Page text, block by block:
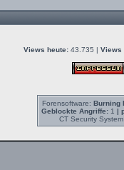
Views heute: 43.735 | Views
Forensoftware: Burning
Geblockte Angriffe:1 |
CT Security